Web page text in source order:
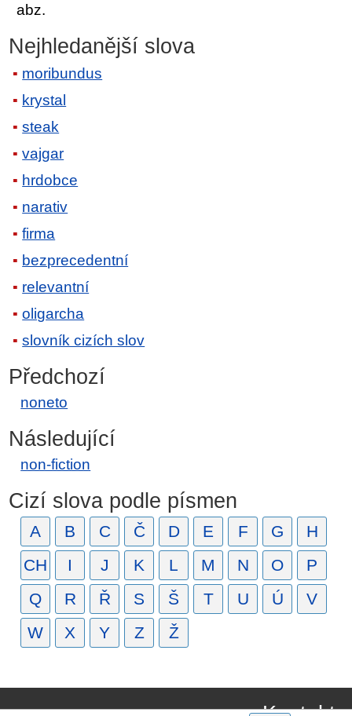
abz.
Nejhledanější slova
moribundus
krystal
steak
vajgar
hrdobce
narativ
firma
bezprecedentní
relevantní
oligarcha
slovník cizích slov
Předchozí
noneto
Následující
non-fiction
Cizí slova podle písmen
A B C Č D E F G
H
CH
I J K L M N O
P
Q
R Ř S Š T U Ú
V
W
X Y Z Ž